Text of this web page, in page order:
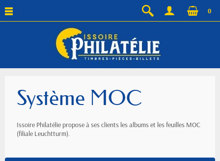
0
Système MOC
Issoire Philatélie propose à ses clients les albums et les feuilles MOC
(filiale Leuchtturm).